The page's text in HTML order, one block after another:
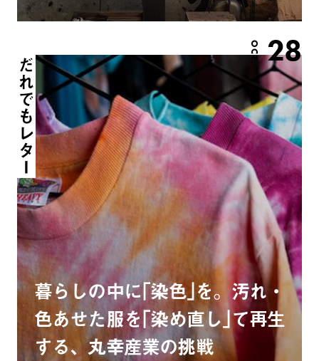
OCT. 28
だれでもレター
暮らしの中に｢染色｣を。汚れ・
色あせた服を｢染め直し｣て再生
する、丸幸産業の挑戦